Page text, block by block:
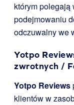
którym polegają
podejmowaniu
odczuwalny we
Yotpo
zwrotnych /
Yotpo Reviews
klientów w